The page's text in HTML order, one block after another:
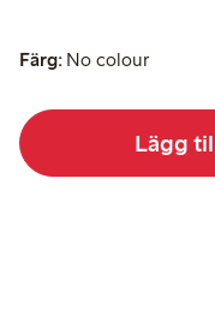
Färg: No colour
Lägg